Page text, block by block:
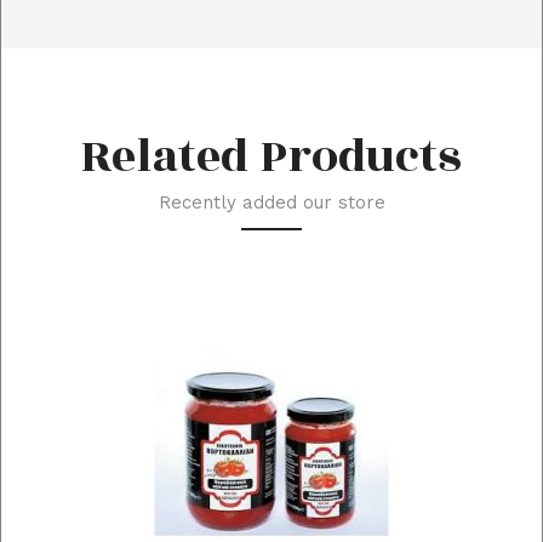
Related Products
Recently added our store